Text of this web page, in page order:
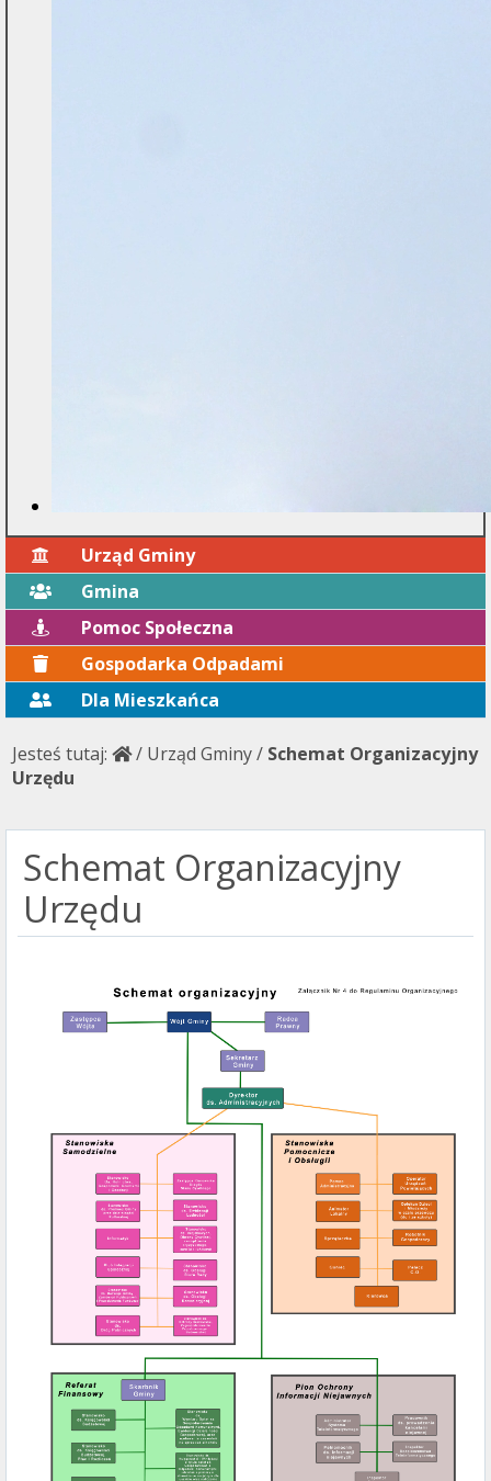
Urząd Gminy
Gmina
Pomoc Społeczna
Gospodarka Odpadami
Dla Mieszkańca
Jesteś tutaj: / Urząd Gminy/ Schemat Organizacyjny
Urzędu
Schemat Organizacyjny
Urzędu